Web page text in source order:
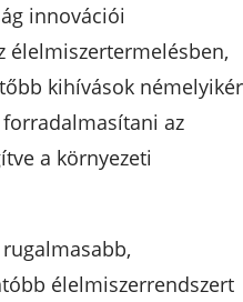
innovációi
élelmiszertermelésben,
kihívások
forradalmasítani az
a környezeti
élelmiszerrendszert